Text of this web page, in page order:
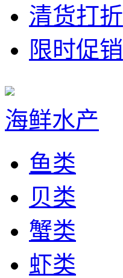
清货打折
限时促销
海鲜水产
鱼类
贝类
蟹类
虾类